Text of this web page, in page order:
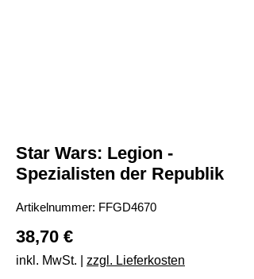
Star Wars: Legion -
Spezialisten der Republik
Artikelnummer: Artikelnummer:
FFGD4670
FFGD4670
Preis
38,70 €
inkl. MwSt. zzgl. Lieferkosten